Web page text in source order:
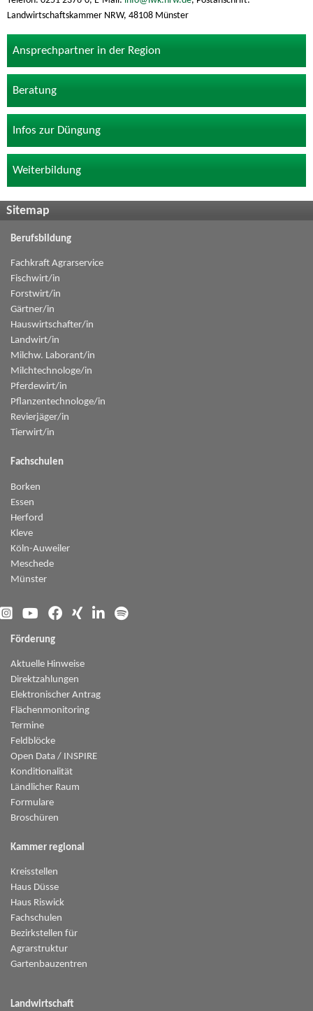
Landwirtschaftskammer NRW, 48108 Münster
Ansprechpartner in der Region
Beratung
Infos zur Düngung
Weiterbildung
Sitemap
Berufsbildung
Fachkraft Agrarservice
Fischwirt/in
Forstwirt/in
Gärtner/in
Hauswirtschafter/in
Landwirt/in
Milchw. Laborant/in
Milchtechnologe/in
Pferdewirt/in
Pflanzentechnologe/in
Revierjäger/in
Tierwirt/in
Fachschulen
Borken
Essen
Herford
Kleve
Köln-Auweiler
Meschede
Münster
Förderung
Aktuelle Hinweise
Direktzahlungen
Elektronischer Antrag
Flächenmonitoring
Termine
Feldblöcke
Open Data / INSPIRE
Konditionalität
Ländlicher Raum
Formulare
Broschüren
Kammer regional
Kreisstellen
Haus Düsse
Haus Riswick
Fachschulen
Bezirkstellen für
Agrarstruktur
Gartenbauzentren
Landwirtschaft